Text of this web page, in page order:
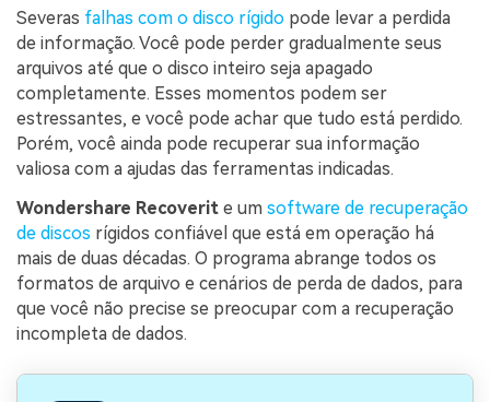
Severas falhas com o disco rígido pode levar a perdida
de informação. Você pode perder gradualmente seus
arquivos até que o disco inteiro seja apagado
completamente. Esses momentos podem ser
estressantes, e você pode achar que tudo está perdido.
Porém, você ainda pode recuperar sua informação
valiosa com a ajudas das ferramentas indicadas.
Wondershare Recoverit e um software de recuperação
de discos rígidos confiável que está em operação há
mais de duas décadas. O programa abrange todos os
formatos de arquivo e cenários de perda de dados, para
que você não precise se preocupar com a recuperação
incompleta de dados.